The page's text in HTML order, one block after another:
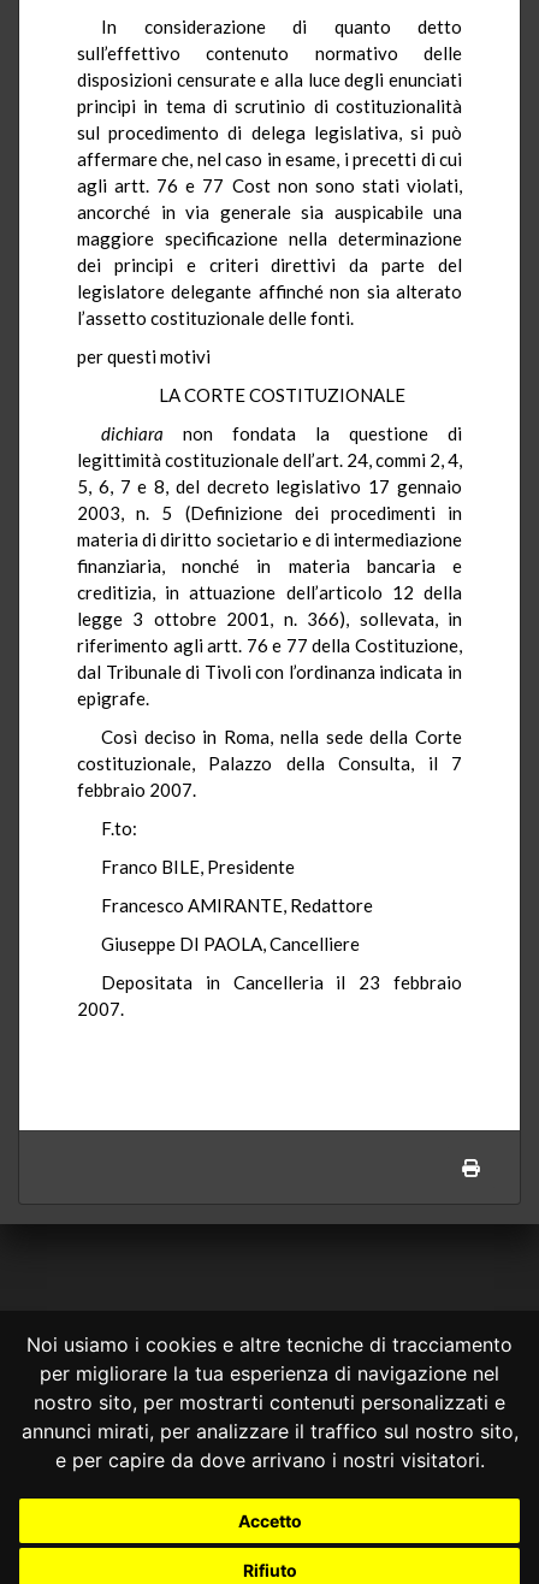
Noi usiamo i cookies e altre tecniche di tracciamento
per migliorare la tua esperienza di navigazione nel
nostro sito, per mostrarti contenuti personalizzati e
annunci mirati, per analizzare il traffico sul nostro sito,
e per capire da dove arrivano i nostri visitatori.
Accetto
Rifiuto
In considerazione di quanto detto
sull’effettivo contenuto normativo delle
disposizioni censurate e alla luce degli enunciati
principi in tema di scrutinio di costituzionalità
sul procedimento di delega legislativa, si può
affermare che, nel caso in esame, i precetti di cui
agli artt. 76 e 77 Cost non sono stati violati,
ancorché in via generale sia auspicabile una
maggiore specificazione nella determinazione
dei principi e criteri direttivi da parte del
legislatore delegante affinché non sia alterato
l’assetto costituzionale delle fonti.
per questi motivi
LA CORTE COSTITUZIONALE
dichiara non fondata la questione di
legittimità costituzionale dell’art. 24, commi 2, 4,
5, 6, 7 e 8, del decreto legislativo 17 gennaio
2003, n. 5 (Definizione dei procedimenti in
materia di diritto societario e di intermediazione
finanziaria, nonché in materia bancaria e
creditizia, in attuazione dell’articolo 12 della
legge 3 ottobre 2001, n. 366), sollevata, in
riferimento agli artt. 76 e 77 della Costituzione,
dal Tribunale di Tivoli con l’ordinanza indicata in
epigrafe.
Così deciso in Roma, nella sede della Corte
costituzionale, Palazzo della Consulta, il 7
febbraio 2007.
F.to:
Franco BILE, Presidente
Francesco AMIRANTE, Redattore
Giuseppe DI PAOLA, Cancelliere
Depositata in Cancelleria il 23 febbraio
2007.
CONSULTA ONLINE DAL 1995 -NOTE LEGALI
Consulta OnLine non ha prodotto e non è responsabile per i contenuti e
le informazioni legali di siti collegati.
costituisce una relazione di consulenza legale.
Nessuno deve confidare o agire in base alle informazioni disponibili in